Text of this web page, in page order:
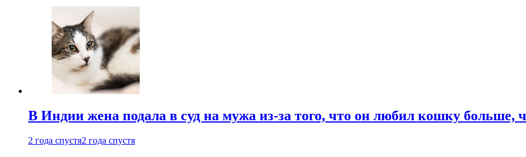
В Индии жена подала в суд на мужа из-за того, что он любил кошку больше,
2 года спустя2 года спустя